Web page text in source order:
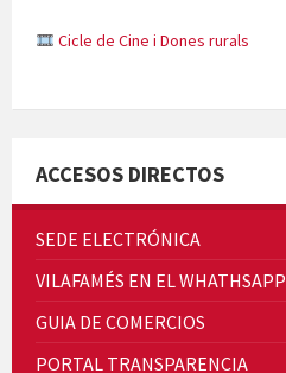
Cicle de Cine i Dones rurals
Concerts al Museu
ACCESOS DIRECTOS
SEDE ELECTRÓNICA
VILAFAMÉS EN EL WHATHSAPP
GUIA DE COMERCIOS
PORTAL TRANSPARENCIA